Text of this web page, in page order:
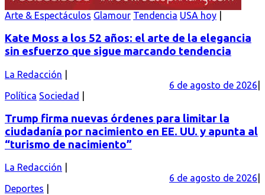
Arte & Espectáculos Glamour Tendencia USA hoy
Kate Moss a los 52 años: el arte de la elegancia
sin esfuerzo que sigue marcando tendencia
La Redacción
6 de agosto de 2026
Política Sociedad
Trump firma nuevas órdenes para limitar la
ciudadanía por nacimiento en EE. UU. y apunta al
“turismo de nacimiento”
La Redacción
6 de agosto de 2026
Deportes